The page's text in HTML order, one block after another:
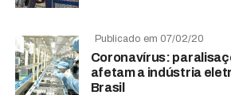
Publicado em 07/02/20
Coronavírus:
afetam a indústria
Brasil